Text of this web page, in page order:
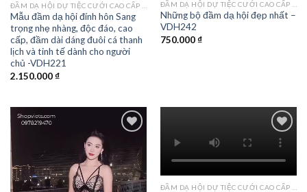
Mẫu đầm dạ hội đính hôn Sang
trọng nhẹ nhàng, độc đáo, cao
cấp, đầm dài dáng đuôi cá thanh
lịch và tinh tế dành cho người
chủ -VDH221
2.150.000₫
Những bộ đầm dạ hội đẹp nhất –
VDH242
750.000₫
Add to
wishlist
wishlist